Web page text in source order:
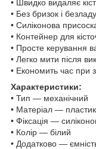
• Швидко видаляє
• Без бризок і
• Силіконова
• Контейнер для
• Просте керування
• Легко мити після
• Економить час при
Характеристики:
• Тип — механічний
• Матеріал — пластик
• Фіксація —
• Колір — білий
• Додатково —